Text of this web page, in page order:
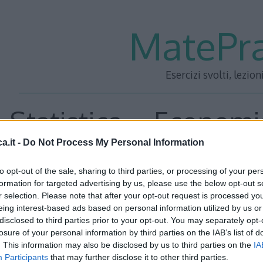
- Do Not Process My Personal Information
opt-out of the sale, sharing to third parties, or processing of your
for targeted advertising by us, please use the below opt-out
selection. Please note that after your opt-out request is processed
interest-based ads based on personal information utilized by us
to third parties prior to your opt-out. You may separately
of your personal information by third parties on the IAB’s list of
This information may also be disclosed by us to third parties on the
Participants that may further disclose it to other third parties.
Esercizi svolti,
Statistica –
Esame 4 –
sa che gli studenti di un dato corso di laurea
la probabilità che uno studente superi:
meno di tre esami l’anno;